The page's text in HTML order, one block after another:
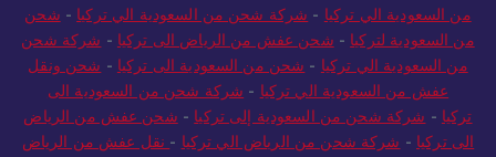
من السعودية الي تركيا - شركة شحن من السعودية الي تركيا - شحن
من السعودية لتركيا - شحن عفش من الرياض الى تركيا - شركة شحن
من السعودية الي تركيا - شحن من السعودية الى تركيا - شحن ونقل
عفش من السعودية الي تركيا - شركة شحن من السعودية الى
تركيا - شركة شحن من السعودية إلى تركيا - شحن عفش من الرياض
الى تركيا - شركة شحن من الرياض الي تركيا - نقل عفش من الرياض